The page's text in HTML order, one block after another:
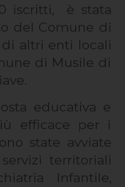
iscritti, è stata
del Comune di
di altri enti locali
di Musile di
educativa e
efficace per i
state avviate
territoriali
Infantile,